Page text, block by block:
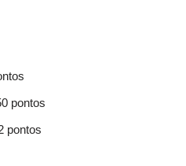
pontos
pontos